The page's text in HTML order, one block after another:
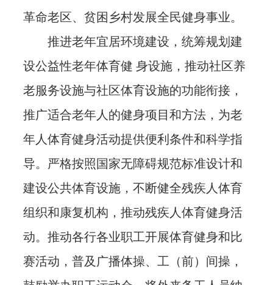
革命老区、贫困乡村发展全民健身事业。
推进老年宜居环境建设，统筹规划建
设公益性老年体育健 身设施，推动社区养
老服务设施与社区体育设施的功能衔接，
推广适合老年人的健身项目和方法，为老
年人体育健身活动提供便利条件和科学指
导。严格按照国家无障碍规范标准设计和
建设公共体育设施，不断健全残疾人体育
组织和康复机构，推动残疾人体育健身活
动。推动各行各业职工开展体育健身和比
赛活动，普及广播体操、工（前）间操，